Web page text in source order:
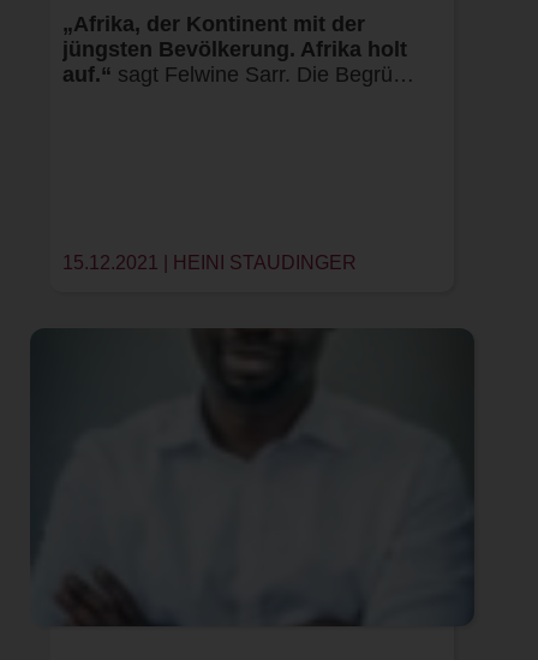
„Afrika, der Kontinent mit der
jüngsten Bevölkerung. Afrika holt
auf.“ sagt Felwine Sarr. Die Begrü…
15.12.2021 | HEINI STAUDINGER